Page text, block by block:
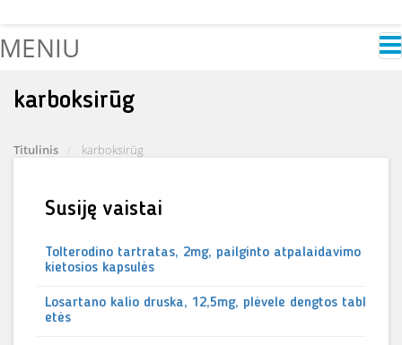
MENIU
karboksirūg
Titulinis karboksirūg
Susiję vaistai
Tolterodino tartratas, 2mg, pailginto atpalaidavimo
kietosios kapsulės
Losartano kalio druska, 12,5mg, plėvele dengtos tabl
etės